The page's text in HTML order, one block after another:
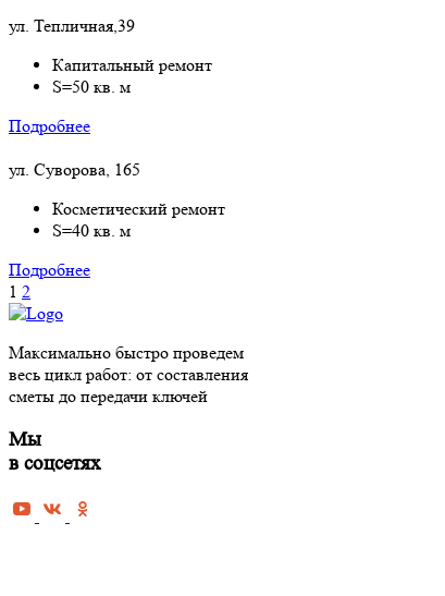
ул. Тепличная,39
Капитальный ремонт
S=50 кв. м
Подробнее
ул. Суворова, 165
Косметический ремонт
S=40 кв. м
Подробнее
1 2
Максимально быстро проведем
весь цикл работ: от составления
сметы до передачи ключей
Мы
в соцсетях